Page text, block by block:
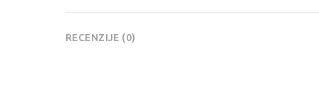
RECENZIJE (0)